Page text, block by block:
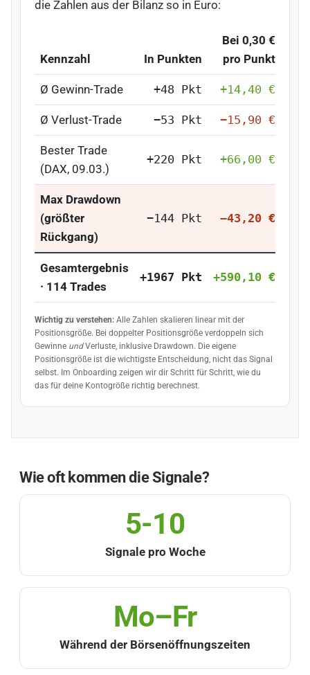
die Zahlen aus der Bilanz so in Euro:
Kennzahl In Punkten
Bei 0,30 €
pro Punkt
Ø Gewinn-Trade +48 Pkt +14,40 €
Ø Verlust-Trade −53 Pkt −15,90 €
Bester Trade
(DAX, 09.03.)
+220 Pkt +66,00 €
Max Drawdown
(größter
Rückgang)
−144 Pkt −43,20 €
Gesamtergebnis
· 114 Trades
+1967 Pkt +590,10 €
Wichtig zu verstehen: Alle Zahlen skalieren linear mit der
Positionsgröße. Bei doppelter Positionsgröße verdoppeln sich
Gewinne undVerluste, inklusive Drawdown. Die eigene
Positionsgröße ist die wichtigste Entscheidung, nicht das Signal
selbst. Im Onboarding zeigen wir dir Schritt für Schritt, wie du
das für deine Kontogröße richtig berechnest.
Wie oft kommen die Signale?
5-10
Signale pro Woche
Mo–Fr
Während der Börsenöffnungszeiten